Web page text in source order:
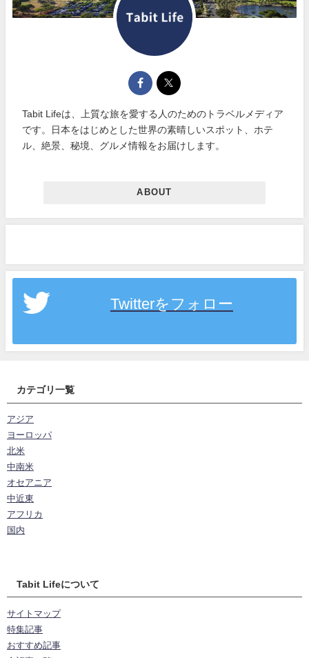
Tabit Lifeは、上質な旅を愛する人のためのトラベルメディア
です。日本をはじめとした世界の素晴しいスポット、ホテ
ル、絶景、秘境、グルメ情報をお届けします。
ABOUT
Twitterをフォロー
カテゴリ一覧
アジア
ヨーロッパ
北米
中南米
オセアニア
中近東
アフリカ
国内
Tabit Lifeについて
サイトマップ
特集記事
おすすめ記事